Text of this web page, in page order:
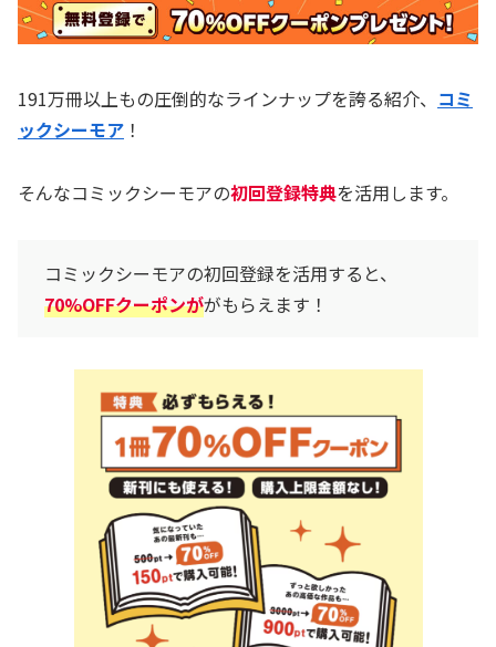
191万冊以上もの圧倒的なラインナップを誇る紹介、 コミ
ックシーモア ！
そんなコミックシーモアの初回登録特典を活用します。
コミックシーモアの初回登録を活用すると、
70%OFFクーポンががもらえます！